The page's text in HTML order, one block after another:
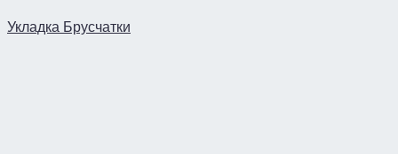
Укладка Брусчатки